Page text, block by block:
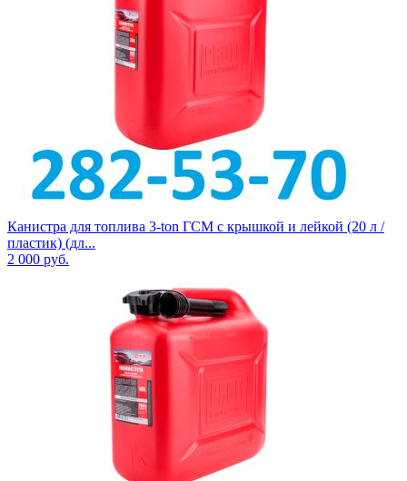
Канистра для топлива 3-ton ГСМ с крышкой и лейкой (20 л /
пластик) (дл...
2 000 руб.